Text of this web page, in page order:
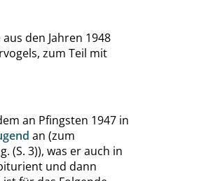
den Jahren 1948
zum Teil mit
an Pfingsten 1947 in
an (zum
(S. 3)), was er auch in
und dann